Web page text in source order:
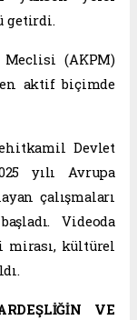
getirdi.
(AKPM)
aktif biçimde
Devlet
yılı Avrupa
çalışmaları
Videoda
mirası, kültürel
VE